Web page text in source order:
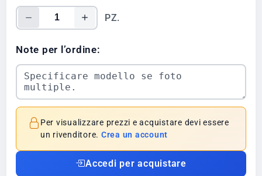
PZ.
Note per l’ordine:
Per visualizzare prezzi e acquistare devi essere
un rivenditore. Crea un account
Accedi per acquistare